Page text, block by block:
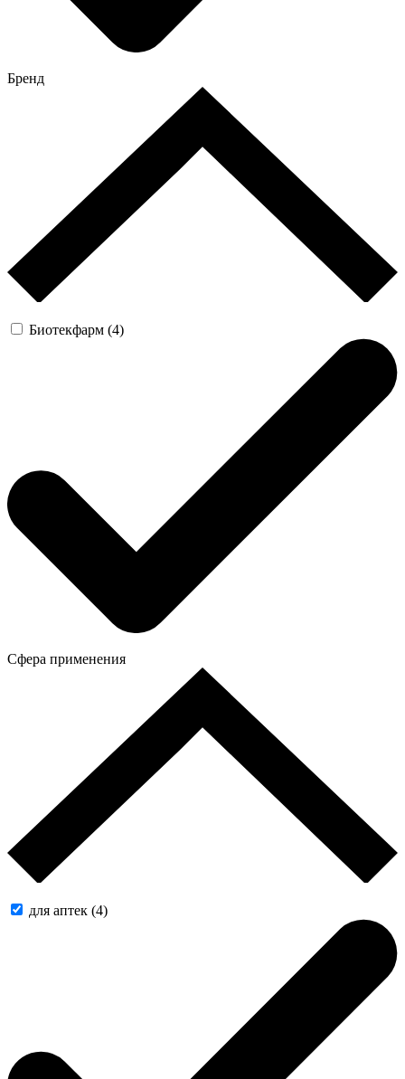
Бренд
Биотекфарм (4)
Сфера применения
для аптек (4)